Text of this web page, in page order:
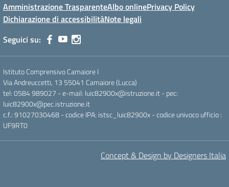
Amministrazione TrasparenteAlbo onlinePrivacy Policy
Dichiarazione di accessibilitàNote legali
Seguici su:
Istituto Comprensivo Camaiore I
Via Andreuccetti, 13 55041 Camaiore (Lucca)
tel: 0584 989027 - e-mail: luic82900x@istruzione.it - pec:
luic82900x@pec.istruzione.it
c.f.: 91027030468 - codice IPA: istsc_luic82900x - codice univoco ufficio :
UF9RT0
Concept & Design by Designers Italia